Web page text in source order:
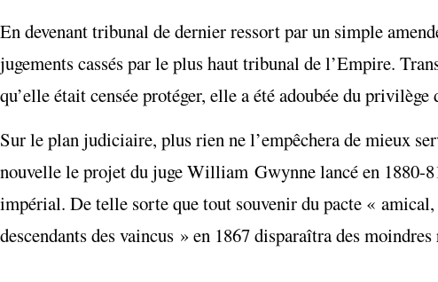
En devenant tribunal de dernier ressort par un simple
jugements cassés par le plus haut tribunal de l’Empire.
qu’elle était censée protéger, elle a été adoubée du
Sur le plan judiciaire, plus rien ne l’empêchera de mieux
nouvelle le projet du juge William Gwynne lancé en 1880-
impérial. De telle sorte que tout souvenir du pacte «
descendants des vaincus » en 1867 disparaîtra des